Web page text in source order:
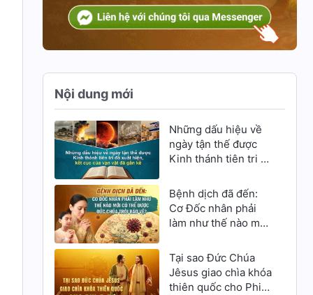
Nội dung mới
Những dấu hiệu về
ngày tận thế được
Kinh thánh tiên tri đã
của vạn vật đã gần
kề
Bệnh dịch đã đến:
Cơ Đốc nhân phải
làm như thế nào mới
Chúa Trời bảo vệ?
Tại sao Đức Chúa
Jêsus giao chìa khóa
thiên quốc cho Phi-